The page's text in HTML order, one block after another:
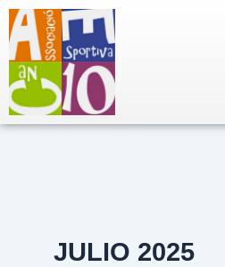
al
contenido
JULIO 2025